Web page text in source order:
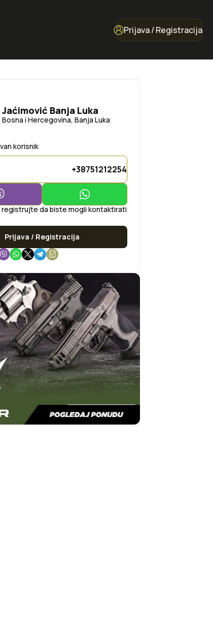
Prijava / Registracija
Jaćimović Banja Luka
Bosna i Hercegovina, Banja Luka
korisnik
+38751212254
registrujte da biste mogli kontaktirati
Prijava / Registracija